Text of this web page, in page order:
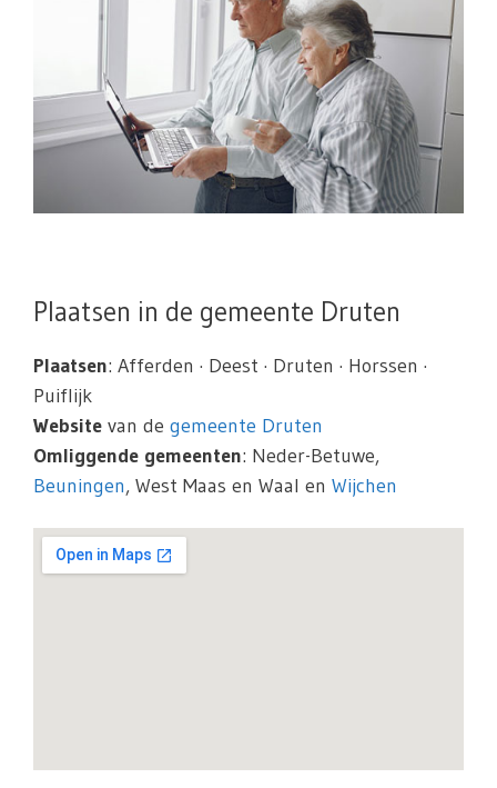
Plaatsen in de gemeente Druten
Plaatsen: Afferden · Deest · Druten · Horssen ·
Puiflijk
Website van de gemeente Druten
Omliggende gemeenten: Neder-Betuwe,
Beuningen, West Maas en Waal en Wijchen